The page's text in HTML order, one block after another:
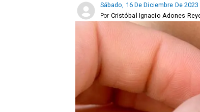
Sábado, 16 De Diciembre De
Cristóbal Ignacio Adones
Por